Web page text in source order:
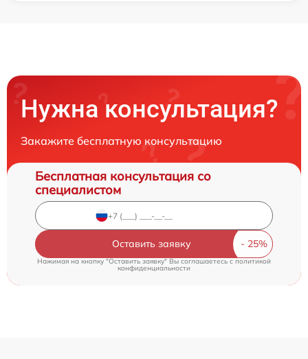
Нужна консультация?
Закажите бесплатную консультацию
Бесплатная консультация со
специалистом
Оставить заявку
Нажимая на кнопку "Оставить заявку" Вы соглашаетесь cполитикой
конфиденциальности